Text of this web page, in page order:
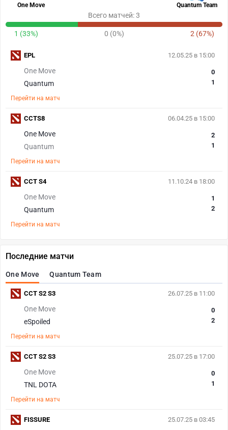
One Move Quantum Team
Всего матчей: 3
1 (33%) 0 (0%) 2 (67%)
12.05.25 в 15:00
One Move
Quantum
0
1
Перейти на матч
EPL
06.04.25 в 15:00
One Move
Quantum
2
1
Перейти на матч
CCTS8
11.10.24 в 18:00
One Move
Quantum
1
2
Перейти на матч
CCT S4
Последние матчи
One Move Quantum Team
26.07.25 в 11:00
One Move
eSpoiled
0
2
Перейти на матч
CCT S2 S3
25.07.25 в 17:00
One Move
TNL DOTA
0
1
Перейти на матч
CCT S2 S3
25.07.25 в 03:45
FISSURE